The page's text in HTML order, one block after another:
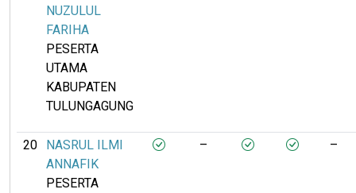
NUZULUL
FARIHA
PESERTA
UTAMA
KABUPATEN
TULUNGAGUNG
20
NASRUL ILMI
ANNAFIK
PESERTA
– –